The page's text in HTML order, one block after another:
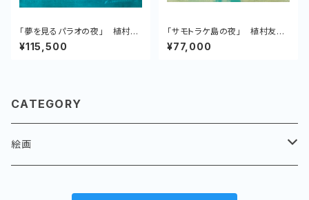
「夢を見るパラオの夜」 植村友
哉 キャンバス、アクリル
¥115,500
「サモトラケ島の夜」 植村友
哉 キャンバス、アクリル
¥77,000
CATEGORY
絵画